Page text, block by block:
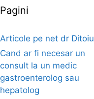
Pagini
Articole pe net dr Ditoiu
Cand ar fi necesar un
consult la un medic
gastroenterolog sau
hepatolog